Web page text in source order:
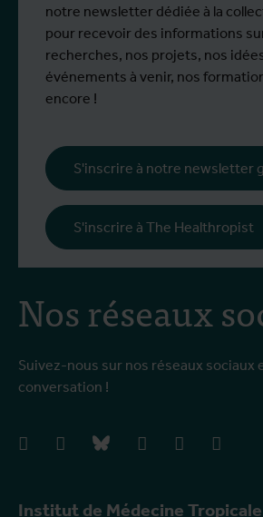
Institut de Médecine Tropicale
Nos réseaux
Suivez-nous sur nos réseaux sociaux
conversation !
instagrambluesky
notre newsletter dédiée à la
pour recevoir des informations
recherches, nos projets, nos
événements à venir, nos
encore !
S'inscrire à notre newsletter
S'inscrire à The Healthropist